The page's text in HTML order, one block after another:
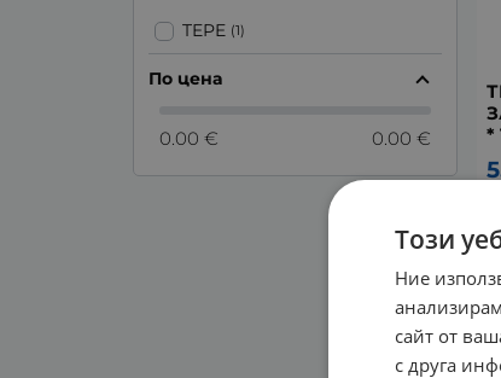
*
TEPE (1)
По цена
0.00 € 0.00 €
Този
Ние
сайт от
с друга